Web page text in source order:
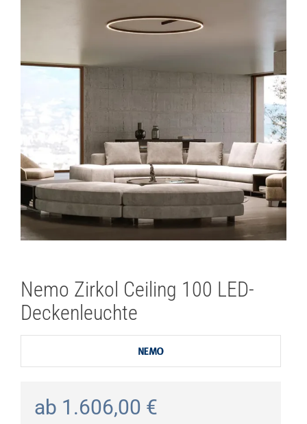
Nemo Zirkol Ceiling 100 LED-
Deckenleuchte
ab 1.606,00 €